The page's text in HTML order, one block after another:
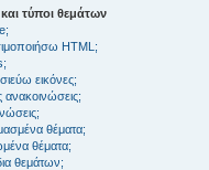
τύποι θεμάτων
HTML;
εικόνες;
ανακοινώσεις;
θέματα;
θέματα;
θεμάτων;